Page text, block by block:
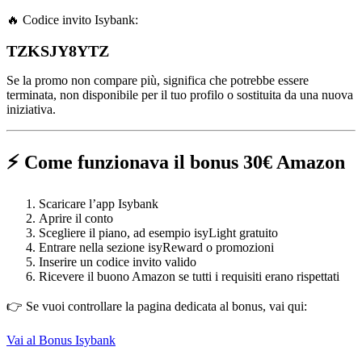
🔥 Codice invito Isybank:
TZKSJY8YTZ
Se la promo non compare più, significa che potrebbe essere
terminata, non disponibile per il tuo profilo o sostituita da una nuova
iniziativa.
⚡ Come funzionava il bonus 30€ Amazon
Scaricare l’app Isybank
Aprire il conto
Scegliere il piano, ad esempio isyLight gratuito
Entrare nella sezione isyReward o promozioni
Inserire un codice invito valido
Ricevere il buono Amazon se tutti i requisiti erano rispettati
👉 Se vuoi controllare la pagina dedicata al bonus, vai qui:
Vai al Bonus Isybank